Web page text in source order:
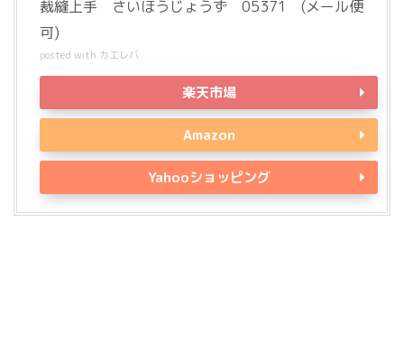
裁縫上手 さいほうじょうず 05371 (メール便
可)
posted with カエレバ
楽天市場
Amazon
Yahooショッピング